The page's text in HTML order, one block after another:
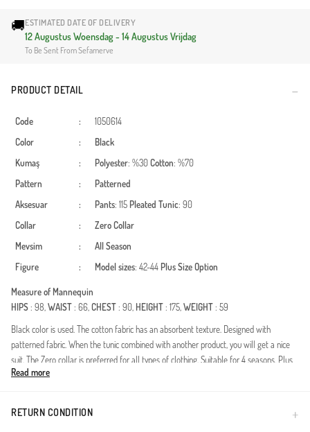
🚚ESTIMATED DATE OF DELIVERY
12 Augustus Woensdag - 14 Augustus Vrijdag
To Be Sent From Sefamerve
PRODUCT DETAIL
Code :
1050614
Color
:
Black
Kumaş
: Polyester: %30Cotton: %70
Pattern
:
Patterned
Aksesuar
: Pants: 115 Pleated Tunic: 90
Collar
:
Zero Collar
Mevsim
:
All Season
Figure
: Model sizes: 42-44 Plus Size Option
Measure of Mannequin
HIPS: 98,WAIST: 66,CHEST: 90, HEIGHT: 175,WEIGHT: 59
Black color is used. The cotton fabric has an absorbent texture. Designed with
patterned fabric. When the tunic combined with another product, you will get a nice
suit. The Zero collar is preferred for all types of clothing. Suitable for 4 seasons. Plus
size option available.
tweedelige set. Deze outfit, versierd met een prachtig paisley-patroon, is speciaal
Read more
RETURN CONDITION